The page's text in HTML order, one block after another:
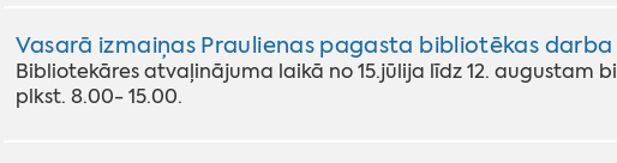
Vasarā izmaiņas Praulienas pagasta bibliotēkas darba
Bibliotekāres atvaļinājuma laikā no 15.jūlija līdz 12.
plkst. 8.00- 15.00.